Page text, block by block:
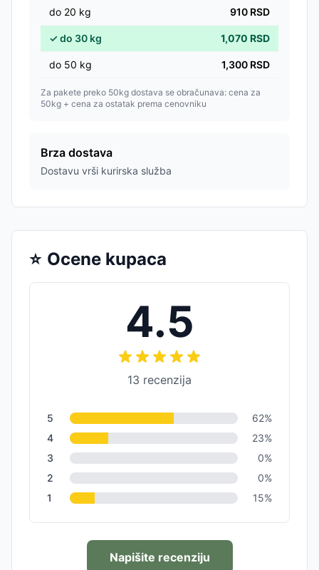
do 20 kg 910 RSD
✓do 30 kg 1,070 RSD
do 50 kg 1,300 RSD
Za pakete preko 50kg dostava se obračunava: cena za
50kg + cena za ostatak prema cenovniku
Brza dostava
Dostavu vrši kurirska služba
⭐ Ocene kupaca
4.5
13 recenzija
5 62%
4
23%
3
0%
2
0%
1
15%
Napišite recenziju